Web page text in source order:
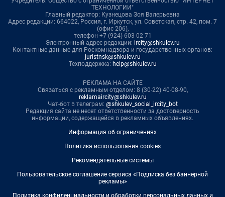
ТЕХНОЛОГИИ"
Главный редактор: Кузнецова Зоя Валерьевна
Адрес редакции: 664022, Россия, г. Иркутск, ул. Советская, стр. 42, пом. 7
(офис 206),
телефон +7 (924) 603 02 71
Электронный адрес редакции: ircity@shkulev.ru
Контактные данные для Роскомнадзора и государственных органов:
juristnsk@shkulev.ru
Техподдержка: help@shkulev.ru
РЕКЛАМА НА САЙТЕ
Связаться с рекламным отделом: 8 (30-22) 40-08-90,
reklamaircity@shkulev.ru
Чат-бот в телеграм: @shkulev_social_ircity_bot
Редакция сайта не несет ответственности за достоверность
информации, содержащейся в рекламных объявлениях.
Информация об ограничениях
Политика использования cookies
Рекомендательные системы
Пользовательское соглашение сервиса «Подписка без баннерной
рекламы»